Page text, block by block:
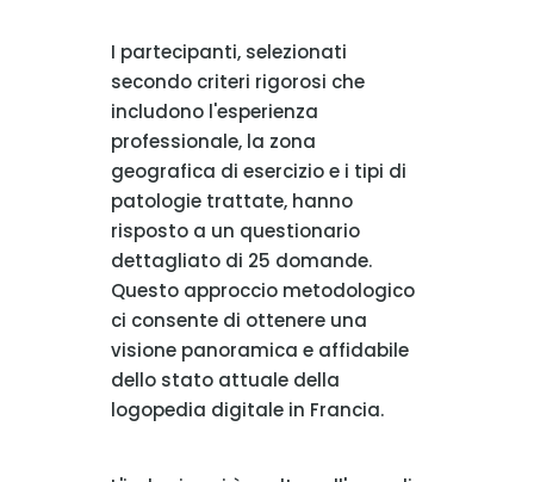
I partecipanti, selezionati
secondo criteri rigorosi che
includono l'esperienza
professionale, la zona
geografica di esercizio e i tipi di
patologie trattate, hanno
risposto a un questionario
dettagliato di 25 domande.
Questo approccio metodologico
ci consente di ottenere una
visione panoramica e affidabile
dello stato attuale della
logopedia digitale in Francia.